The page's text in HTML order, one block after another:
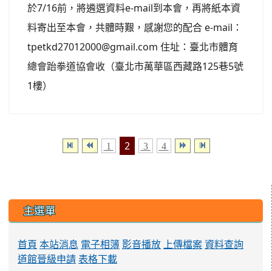
於7/16前，將遴選資料e-mail到本會，再將紙本資
料寄出至本會，共體時艱，感謝您的配合 e-mail：
tpetkd27012000@gmail.com 住址：臺北市體育
總會跆拳道協會收（臺北市萬華區西藏路125巷5號
1樓）
1 2 3 4
主選單
首頁 本站消息 電子相簿 影音播放 上傳檔案 資料查詢
道館晉級申請 表格下載